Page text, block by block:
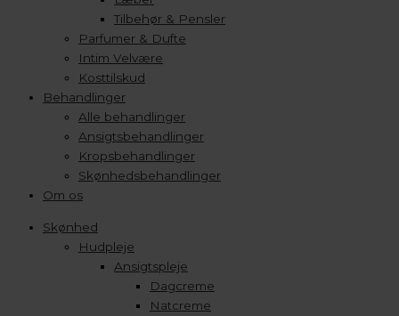
Tilbehør & Pensler
Parfumer & Dufte
Intim Velvære
Kosttilskud
Behandlinger
Alle behandlinger
Ansigtsbehandlinger
Kropsbehandlinger
Skønhedsbehandlinger
Om os
Skønhed
Hudpleje
Ansigtspleje
Dagcreme
Natcreme